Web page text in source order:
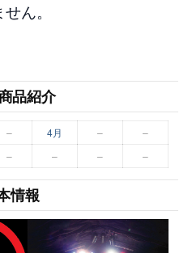
ん。
品紹介
– 4月 –
–
– – – –
情報